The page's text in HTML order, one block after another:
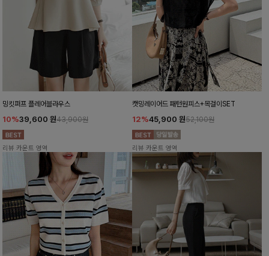
밍킷퍼프 플레어블라우스
10%39,600 원43,900원
리뷰 카운트 영역
캣밍레이어드 패턴원피스+목걸이SET
12%45,900 원52,100원
리뷰 카운트 영역